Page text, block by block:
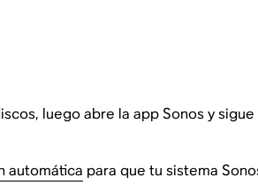
luego abre la app Sonos y
automática para que tu sistema